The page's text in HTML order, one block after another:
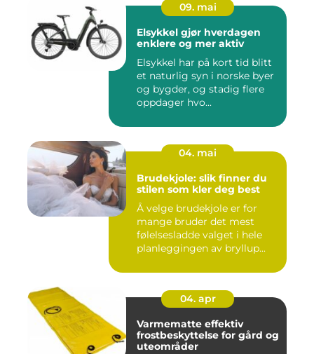
09. mai
Elsykkel gjør hverdagen
enklere og mer aktiv
Elsykkel har på kort tid blitt
et naturlig syn i norske byer
og bygder, og stadig flere
oppdager hvo...
04. mai
Brudekjole: slik finner du
stilen som kler deg best
Å velge brudekjole er for
mange bruder det mest
følelsesladde valget i hele
planleggingen av bryllup...
04. apr
Varmematte effektiv
frostbeskyttelse for gård og
uteområder